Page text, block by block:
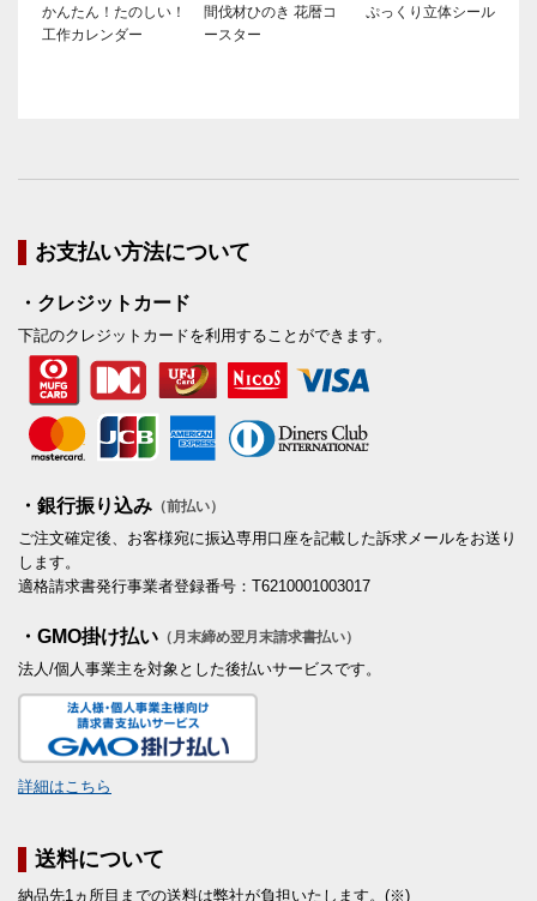
かんたん！たのしい！
工作カレンダー
間伐材ひのき 花暦コ
ースター
ぷっくり立体シール
お支払い方法について
・クレジットカード
下記のクレジットカードを利用することができます。
・銀行振り込み （前払い）
ご注文確定後、お客様宛に振込専用口座を記載した訴求メールをお送り
します。
適格請求書発行事業者登録番号：T6210001003017
・GMO掛け払い （月末締め翌月末請求書払い）
法人/個人事業主を対象とした後払いサービスです。
詳細はこちら
送料について
納品先1ヵ所目までの送料は弊社が負担いたします。(※)